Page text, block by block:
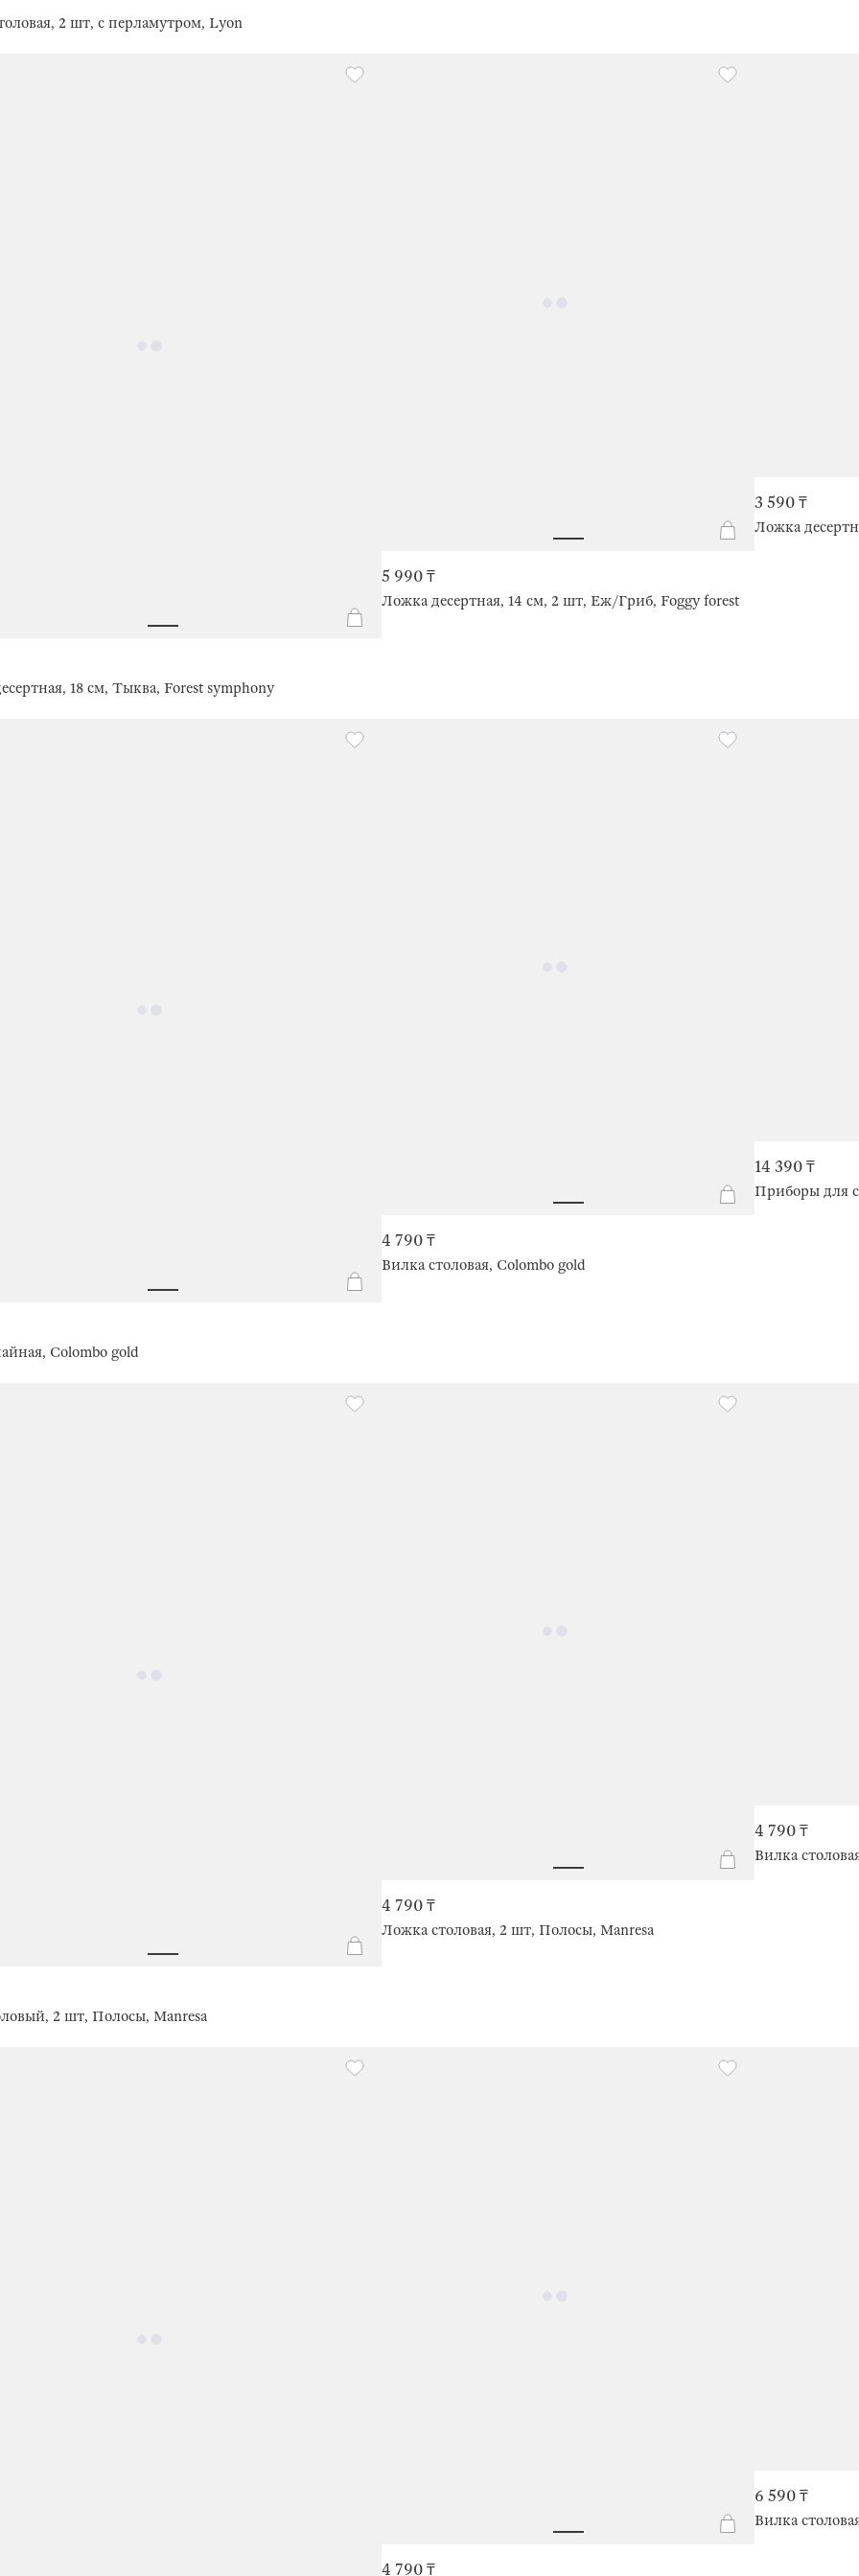
2 шт, с перламутром, Lyon
18 см, Тыква, Forest symphony
5 990 ₸
Ложка десертная, 14 см, 2 шт, Еж/Гриб, Foggy forest
3 590 ₸
Ложка
Colombo gold
4 790 ₸
Вилка столовая, Colombo gold
14 390 ₸
Приборы для
2 шт, Полосы, Manresa
4 790 ₸
Ложка столовая, 2 шт, Полосы, Manresa
4 790 ₸
Вилка
4 790 ₸
6 590 ₸
Вилка